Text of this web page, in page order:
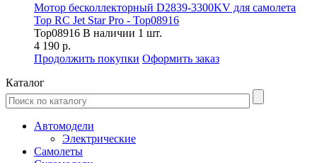
Мотор бесколлекторный D2839-3300KV для самолета
Top RC Jet Star Pro - Top08916
Top08916 В наличии 1 шт.
4 190 р.
Продолжить покупки Оформить заказ
Каталог
Автомодели
Электрические
Самолеты